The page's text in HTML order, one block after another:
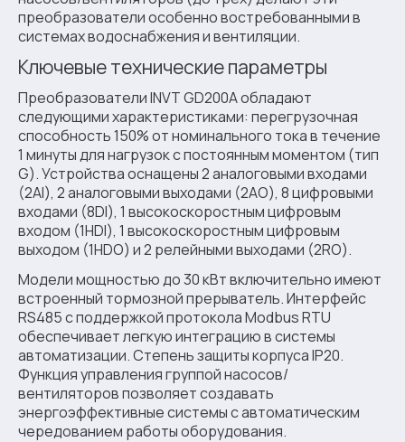
преобразователи особенно востребованными в
системах водоснабжения и вентиляции.
Ключевые технические параметры
Преобразователи INVT GD200A обладают
следующими характеристиками: перегрузочная
способность 150% от номинального тока в течение
1 минуты для нагрузок с постоянным моментом (тип
G). Устройства оснащены 2 аналоговыми входами
(2AI), 2 аналоговыми выходами (2AO), 8 цифровыми
входами (8DI), 1 высокоскоростным цифровым
входом (1HDI), 1 высокоскоростным цифровым
выходом (1HDO) и 2 релейными выходами (2RO).
Модели мощностью до 30 кВт включительно имеют
встроенный тормозной прерыватель. Интерфейс
RS485 с поддержкой протокола Modbus RTU
обеспечивает легкую интеграцию в системы
автоматизации. Степень защиты корпуса IP20.
Функция управления группой насосов/
вентиляторов позволяет создавать
энергоэффективные системы с автоматическим
чередованием работы оборудования.